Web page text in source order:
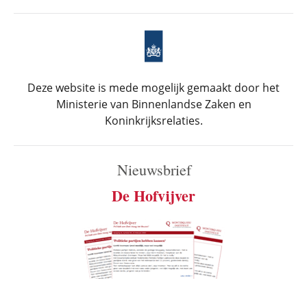
Deze website is mede mogelijk gemaakt door het
Ministerie van Binnenlandse Zaken en
Koninkrijksrelaties.
Nieuwsbrief
De Hofvijver